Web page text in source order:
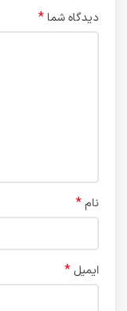
دیدگاه شما*
نام *
ایمیل *